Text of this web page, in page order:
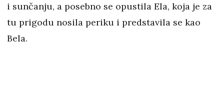
i sunčanju, a posebno se opustila Ela, koja je za
tu prigodu nosila periku i predstavila se kao
Bela.